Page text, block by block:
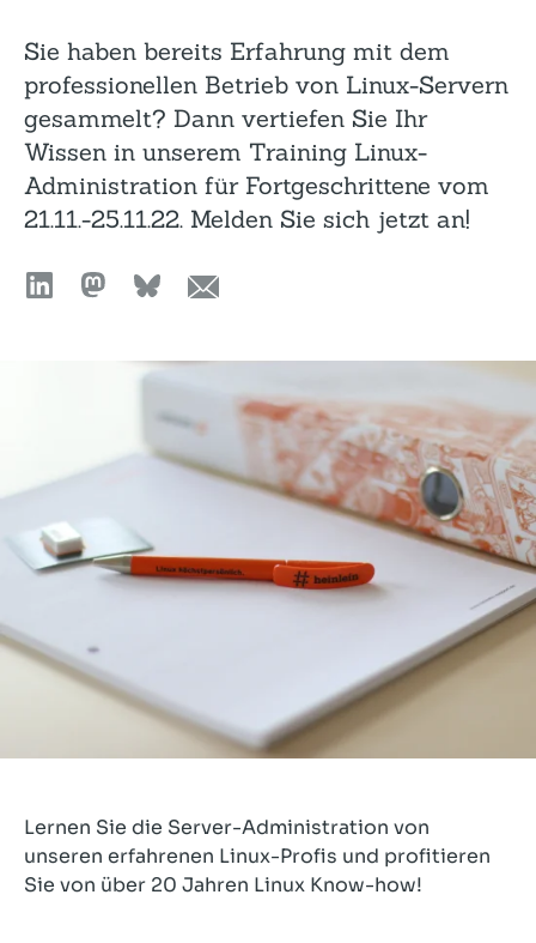
Sie haben bereits Erfahrung mit dem
professionellen Betrieb von Linux-Servern
gesammelt? Dann vertiefen Sie Ihr
Wissen in unserem Training Linux-
Administration für Fortgeschrittene vom
21.11.-25.11.22. Melden Sie sich jetzt an!
Lernen Sie die Server-Administration von
unseren erfahrenen Linux-Profis und profitieren
Sie von über 20 Jahren Linux Know-how!